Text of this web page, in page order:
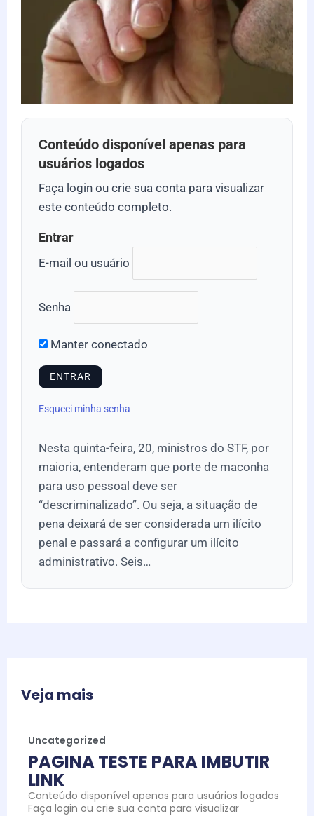
Conteúdo disponível apenas para
usuários logados
Faça login ou crie sua conta para visualizar
este conteúdo completo.
Entrar
E-mail ou usuário
Senha
Manter conectado
Esqueci minha senha
Nesta quinta-feira, 20, ministros do STF, por
maioria, entenderam que porte de maconha
para uso pessoal deve ser
“descriminalizado”. Ou seja, a situação de
pena deixará de ser considerada um ilícito
penal e passará a configurar um ilícito
administrativo. Seis…
Veja mais
Uncategorized
PAGINA TESTE PARA IMBUTIR
LINK
Conteúdo disponível apenas para usuários logados
Faça login ou crie sua conta para visualizar